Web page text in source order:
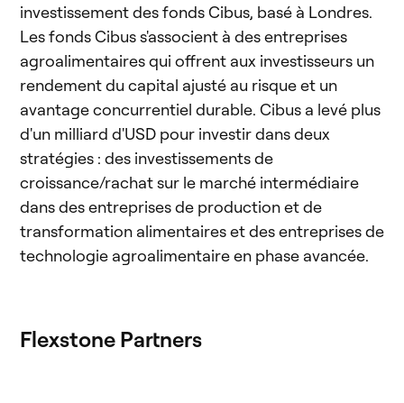
investissement des fonds Cibus, basé à Londres.
Les fonds Cibus s'associent à des entreprises
agroalimentaires qui offrent aux investisseurs un
rendement du capital ajusté au risque et un
avantage concurrentiel durable. Cibus a levé plus
d'un milliard d'USD pour investir dans deux
stratégies : des investissements de
croissance/rachat sur le marché intermédiaire
dans des entreprises de production et de
transformation alimentaires et des entreprises de
technologie agroalimentaire en phase avancée.
Flexstone Partners